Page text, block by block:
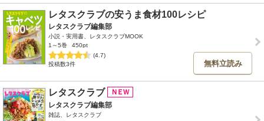
レタスクラブの安うま食材100レシピ
レタスクラブ編集部
小説・実用書、レタスクラブMOOK
1～5巻
450pt
(4.7)
投稿数3件
無料立読み
レタスクラブ
レタスクラブ編集部
雑誌、レタスクラブ